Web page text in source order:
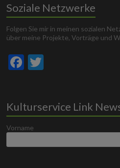
Soziale Netzwerke
Folgen Sie mir in meinen sozialen
über meine Projekte, Vorträge und
F
b
o
er
Kulturservice Link
Vorname